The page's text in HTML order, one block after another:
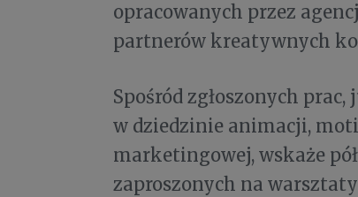
opracowanych przez
partnerów kreatywnych
Spośród zgłoszonych
w dziedzinie animacji,
marketingowej, wskaże
zaproszonych na